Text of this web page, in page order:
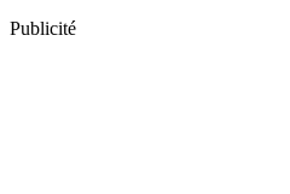
Publicité